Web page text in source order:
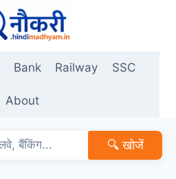
Bank Railway SSC
About
🔍 खोजें